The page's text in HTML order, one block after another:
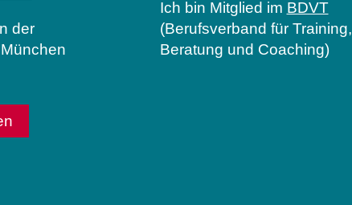
der
Ich bin Mitglied im BDVT
(Berufsverband für Training,
Beratung und Coaching)